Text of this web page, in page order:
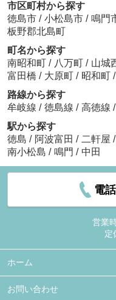
市区町村から探す
徳島市 / 小松島市 / 鳴門
板野郡北島町
町名から探す
南昭和町 / 八万町 / 山城
富田橋 / 大原町 / 昭和町 /
路線から探す
牟岐線 / 徳島線 / 高徳線 /
駅から探す
徳島 / 阿波富田 / 二軒屋 /
南小松島 / 鳴門 / 中田
電
営業
定
ホーム
お問い合わせ